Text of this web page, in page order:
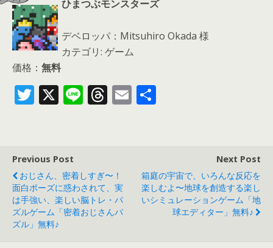
ひまつぶモンスターズ
デベロッパ：Mitsuhiro Okada 様
カテゴリ: ゲーム
価格： 無料
T
er
X Li T
d
s
E
Previous Post
おじさん、密着しすぎ〜！
面白ポーズに惑わされて、実
は手強い、楽しい脳トレ・パ
ズルゲーム「密着おじさんパ
ズル」無料♪
Next Post
箱庭の宇宙で、いろんな反応を
楽しむよ〜地球を創造する楽し
いシミュレーションゲーム「地
球エディター」無料♪